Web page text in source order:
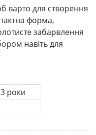
варто для створення
форма,
забарвлення
навіть для
роки